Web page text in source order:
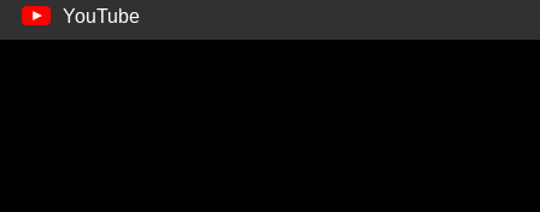
YouTube